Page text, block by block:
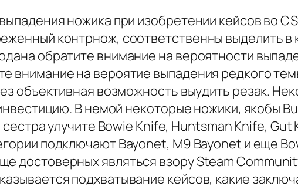
ножика при изобретении кейсов во
контрнож, соответственны выделить
обратите внимание на вероятности
внимание на вероятие выпадения редкого
объективная возможность выудить резак.
В немой некоторые ножики, якобы
улучите Bowie Knife, Huntsman Knife,
подключают Bayonet, M9 Bayonet и еще
достоверных являться взору Steam
подхватывание кейсов, какие